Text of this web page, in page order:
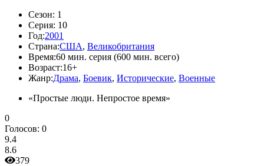
Сезон: 1
Серия: 10
Год:2001
Страна:США, Великобритания
Время:60 мин. серия (600 мин. всего)
Возраст:16+
Жанр:Драма, Боевик, Исторические, Военные
«Простые люди. Непростое время»
0
Голосов: 0
9.4
8.6
379